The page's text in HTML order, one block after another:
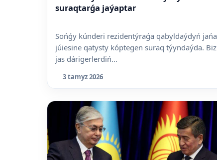
suraqtarǵa jaýaptar
Sońǵy kúnderi rezidentýraǵa qabyldaýdyń jańa
júiesine qatysty kóptegen suraq týyndaýda. Biz
jas dárigerlerdiń...
3 tamyz 2026